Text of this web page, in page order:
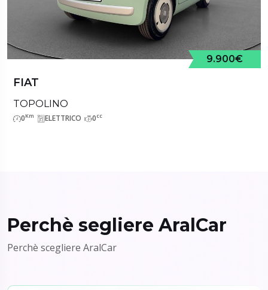
9.900€
FIAT
TOPOLINO
0Km ELETTRICO 0cc
Perchè segliere AralCar
Perchè scegliere AralCar